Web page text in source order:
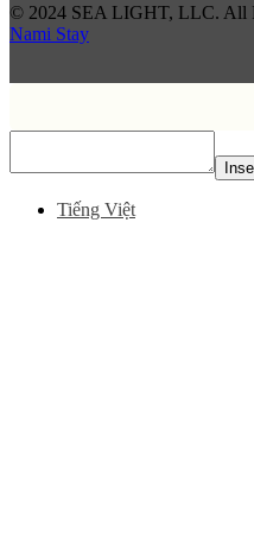
© 2024 SEA LIGHT, LLC. All
Nami Stay
Tiếng Việt